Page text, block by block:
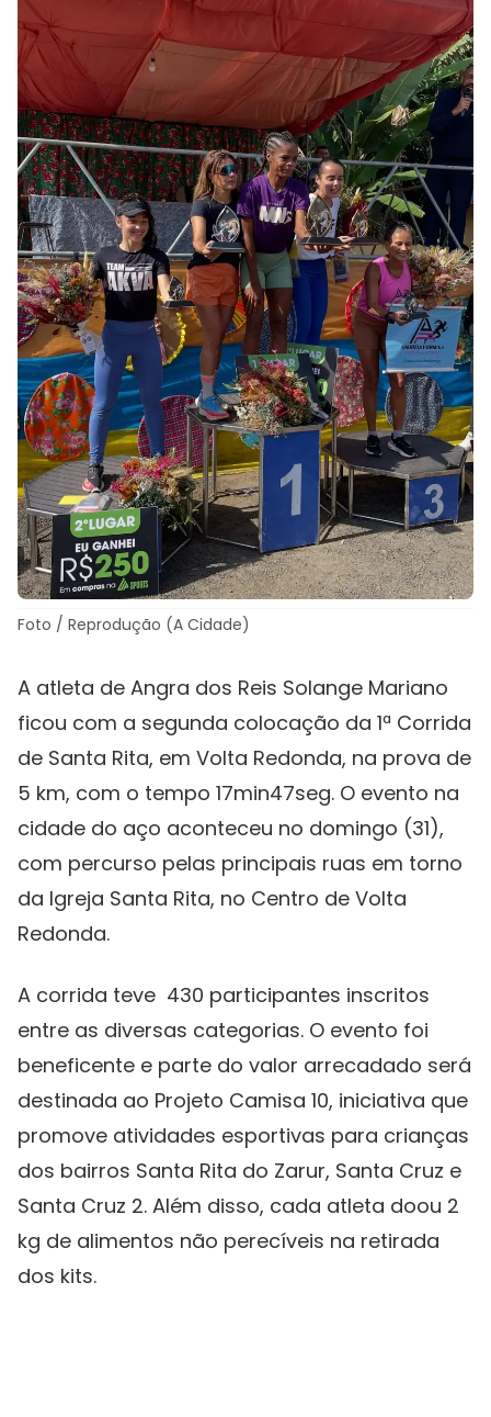
Foto / Reprodução (A Cidade)
A atleta de Angra dos Reis Solange Mariano
ficou com a segunda colocação da 1ª Corrida
de Santa Rita, em Volta Redonda, na prova de
5 km, com o tempo 17min47seg. O evento na
cidade do aço aconteceu no domingo (31),
com percurso pelas principais ruas em torno
da Igreja Santa Rita, no Centro de Volta
Redonda.
A corrida teve 430 participantes inscritos
entre as diversas categorias. O evento foi
beneficente e parte do valor arrecadado será
destinada ao Projeto Camisa 10, iniciativa que
promove atividades esportivas para crianças
dos bairros Santa Rita do Zarur, Santa Cruz e
Santa Cruz 2. Além disso, cada atleta doou 2
kg de alimentos não perecíveis na retirada
dos kits.